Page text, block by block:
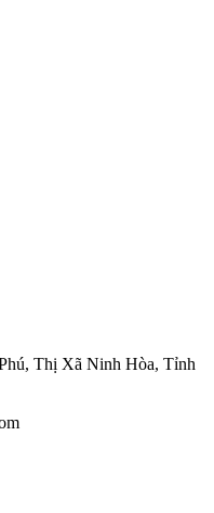
Thị Xã Ninh Hòa, Tỉnh